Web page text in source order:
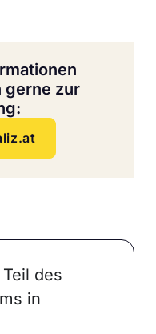
gerne zur
des
in